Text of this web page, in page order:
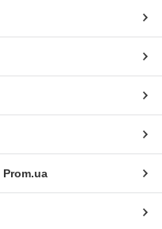
Prom.ua